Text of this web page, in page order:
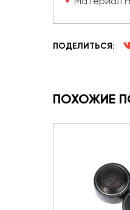
ПОДЕЛИТЬСЯ:
ПОХОЖИЕ